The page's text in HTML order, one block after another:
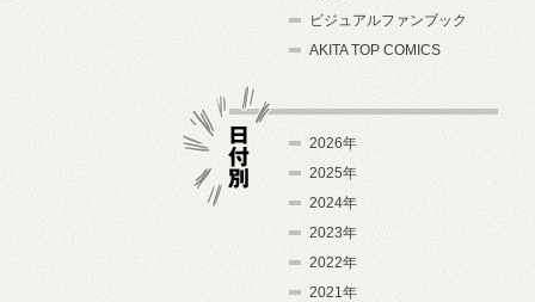
ビジュアルファンブック
AKITA TOP COMICS
2026年
2025年
2024年
2023年
2022年
2021年